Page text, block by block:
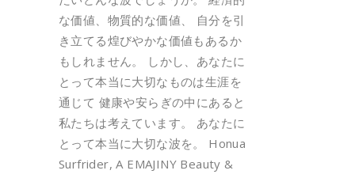
な価値、物質的な価値、 自分を引
き立てる煌びやかな価値もあるか
もしれません。 しかし、あなたに
とって本当に大切なものは生涯を
通じて 健康や安らぎの中にあると
私たちは考えています。 あなたに
とって本当に大切な波を。 Honua
Surfrider, A EMAJINY Beauty &